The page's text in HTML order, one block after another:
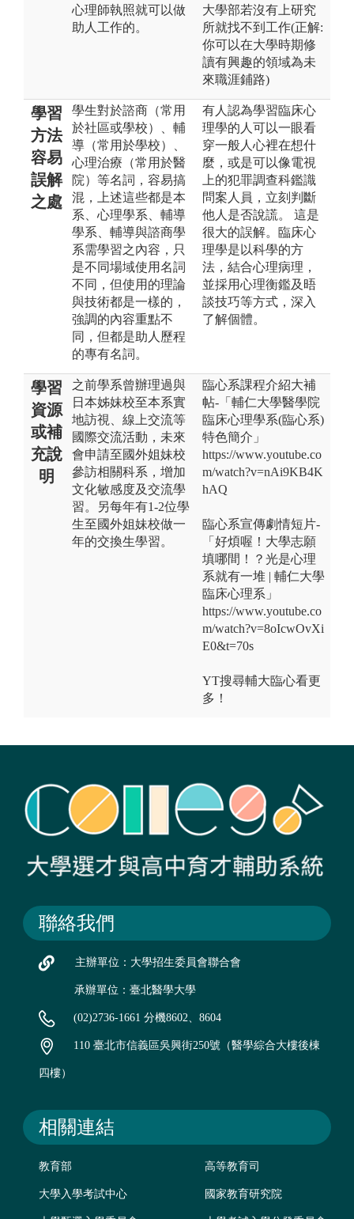
心理師執照就可以做
助人工作的。
大學部若沒有上研究
所就找不到工作(正解:
你可以在大學時期修
讀有興趣的領域為未
來職涯鋪路)
學習
方法
容易
誤解
之處
學生對於諮商（常用
於社區或學校）、輔
導（常用於學校）、
心理治療（常用於醫
院）等名詞，容易搞
混，上述這些都是本
系、心理學系、輔導
學系、輔導與諮商學
系需學習之內容，只
是不同場域使用名詞
不同，但使用的理論
與技術都是一樣的，
強調的內容重點不
同，但都是助人歷程
的專有名詞。
有人認為學習臨床心
理學的人可以一眼看
穿一般人心裡在想什
麼，或是可以像電視
上的犯罪調查科鑑識
問案人員，立刻判斷
他人是否說謊。 這是
很大的誤解。臨床心
理學是以科學的方
法，結合心理病理，
並採用心理衡鑑及晤
談技巧等方式，深入
了解個體。
學習
資源
或補
充說
明
之前學系曾辦理過與
日本姊妹校至本系實
地訪視、線上交流等
國際交流活動，未來
會申請至國外姐妹校
參訪相關科系，增加
文化敏感度及交流學
習。另每年有1-2位學
生至國外姐妹校做一
年的交換生學習。
臨心系課程介紹大補
帖-「輔仁大學醫學院
臨床心理學系(臨心系)
特色簡介」
https://www.youtube.co
m/watch?v=nAi9KB4K
hAQ
臨心系宣傳劇情短片-
「好煩喔！大學志願
填哪間！？光是心理
系就有一堆 | 輔仁大學
臨床心理系」
https://www.youtube.co
m/watch?v=8oIcwOvXi
E0&t=70s
YT搜尋輔大臨心看更
多！
聯絡我們
主辦單位：大學招生委員會聯合會
承辦單位：臺北醫學大學
(02)2736-1661 分機8602、8604
110 臺北市信義區吳興街250號（醫學綜合大樓後棟
四樓）
相關連結
教育部 高等教育司
大學入學考試中心 國家教育研究院